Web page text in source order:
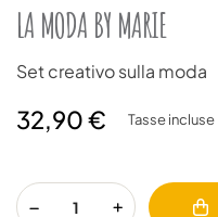
LA MODA BY MARIE
Set creativo sulla moda
32,90 € Tasse incluse